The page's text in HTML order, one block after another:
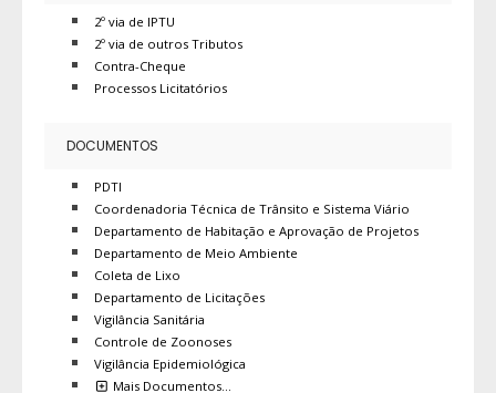
2º via de IPTU
2º via de outros Tributos
Contra-Cheque
Processos Licitatórios
DOCUMENTOS
PDTI
Coordenadoria Técnica de Trânsito e Sistema Viário
Departamento de Habitação e Aprovação de Projetos
Departamento de Meio Ambiente
Coleta de Lixo
Departamento de Licitações
Vigilância Sanitária
Controle de Zoonoses
Vigilância Epidemiológica
Mais Documentos…